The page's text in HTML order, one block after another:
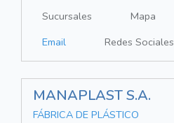
Sucursales Mapa
Email
Redes Sociales
MANAPLAST S.A.
FÁBRICA DE PLÁSTICO